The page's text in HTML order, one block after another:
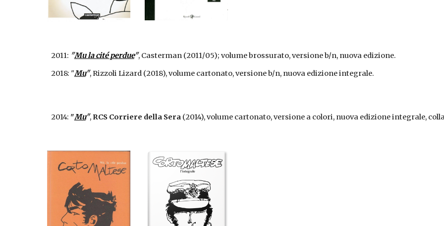
2011: "Mu la cité perdue", Casterman (2011/05); volume brossurato, versione b/n, nuova edizione.
2018: "Mu", Rizzoli Lizard (2018), volume cartonato, versione b/n, nuova edizione integrale.
2014: "Mu", RCS Corriere della Sera (2014), volume cartonato, versione a colori, nuova edizione integrale,